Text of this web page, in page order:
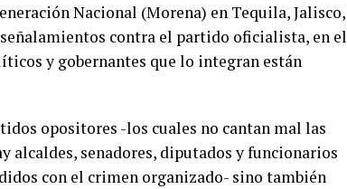
Nacional (Morena) en Tequila, Jalisco,
contra el partido oficialista, en el
y gobernantes que lo integran están
opositores -los cuales no cantan mal las
alcaldes, senadores, diputados y funcionarios
con el crimen organizado- sino también